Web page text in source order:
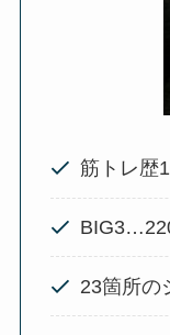
筋トレ歴
23箇所の